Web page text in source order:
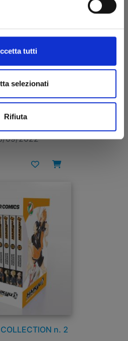
tutti
selezionati
Rifiuta
n. 1
09/2022
n. 2